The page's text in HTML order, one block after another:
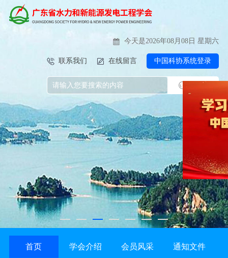
今天是2026年08月08日 星期六
联系我们 在线留言 中国科协系统登录
搜索
首页 学会介绍 会员风采 通知文件